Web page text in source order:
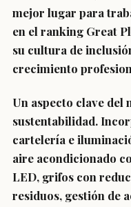
mejor lugar para
en el ranking Great
su cultura de
crecimiento
Un aspecto clave del
sustentabilidad.
cartelería e
aire acondicionado
LED, grifos con
residuos, gestión de